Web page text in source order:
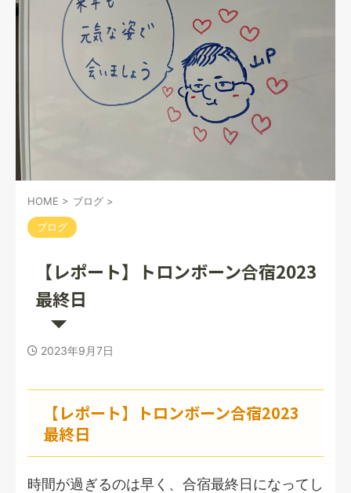
HOME > ブログ >
ブログ
【レポート】トロンボーン合宿2023
最終日
2023年9月7日
【レポート】トロンボーン合宿2023
最終日
時間が過ぎるのは早く、合宿最終日になってし